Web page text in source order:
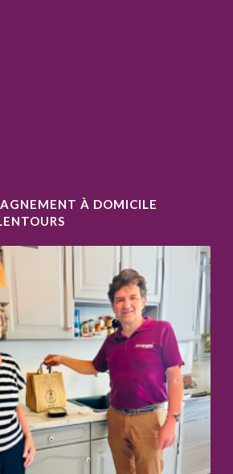
À DOMICILE